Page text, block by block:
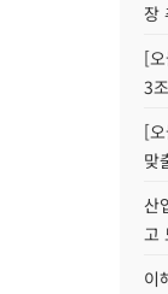
장
[
3
[
맞
산
고
이